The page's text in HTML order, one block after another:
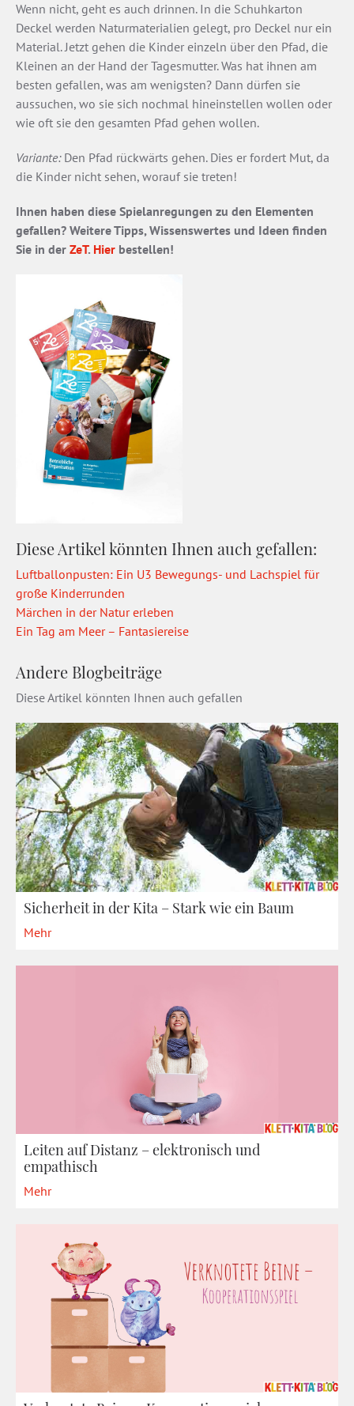
Wenn nicht, geht es auch drinnen. In die Schuhkarton
Deckel werden Naturmaterialien gelegt, pro Deckel nur ein
Material. Jetzt gehen die Kinder einzeln über den Pfad, die
Kleinen an der Hand der Tagesmutter. Was hat ihnen am
besten gefallen, was am wenigsten? Dann dürfen sie
aussuchen, wo sie sich nochmal hineinstellen wollen oder
wie oft sie den gesamten Pfad gehen wollen.
Variante:Den Pfad rückwärts gehen. Dies er fordert Mut, da
die Kinder nicht sehen, worauf sie treten!
Ihnen haben diese Spielanregungen zu den Elementen
gefallen? Weitere Tipps, Wissenswertes und Ideen finden
Sie in der ZeT. Hier bestellen!
Diese Artikel könnten Ihnen auch gefallen:
Luftballonpusten: Ein U3 Bewegungs- und Lachspiel für
große Kinderrunden
Märchen in der Natur erleben
Ein Tag am Meer – Fantasiereise
Andere Blogbeiträge
Diese Artikel könnten Ihnen auch gefallen
Sicherheit in der Kita – Stark wie ein Baum
Mehr
Leiten auf Distanz – elektronisch und
empathisch
Mehr